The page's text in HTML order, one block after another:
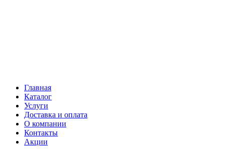
Главная
Каталог
Услуги
Доставка и оплата
О компании
Контакты
Акции